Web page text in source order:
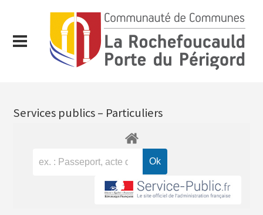
Services publics – Particuliers